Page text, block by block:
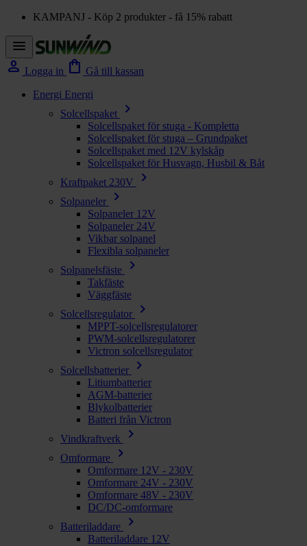
KAMPANJ - Köp 2 produkter - få 15% rabatt
menu
person Logga in shopping_bag Gå till kassan
Energi Energi
Solcellspaket
chevron_right
Solcellspaket för stuga - Kompletta
Solcellspaket för stuga – Grundpaket
Solcellspaket med 12V kylskåp
Solcellspaket för Husvagn, Husbil & Båt
Kraftpaket 230V
chevron_right
Solpaneler chevron_right
Solpaneler 12V
Solpaneler 24V
Vikbar solpanel
Flexibla solpaneler
Solpanelsfäste
chevron_right
Takfäste
Väggfäste
Solcellsregulator
chevron_right
MPPT-solcellsregulatorer
PWM-solcellsregulatorer
Victron solcellsregulator
Solcellsbatterier
chevron_right
Litiumbatterier
AGM-batterier
Blykolbatterier
Batteri från Victron
Vindkraftverk
chevron_right
Omformare chevron_right
Omformare 12V - 230V
Omformare 24V - 230V
Omformare 48V - 230V
DC/DC-omformare
Batteriladdare
chevron_right
Batteriladdare 12V